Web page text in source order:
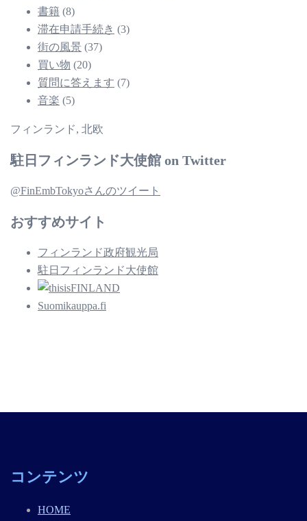
書籍 (8)
滞在申請手続き (3)
街の風景 (37)
買い物 (20)
質問に答えます (7)
音楽 (5)
フィンランド, 北欧
駐日フィンランド大使館 on Twitter
@FinEmbTokyoさんのツイート
おすすめサイト
フィンランド政府観光局
駐日フィンランド大使館
Suomikauppa.fi
コンテンツ
HOME